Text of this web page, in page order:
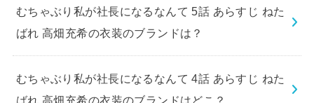
むちゃぶり私が社長になるなんて 5話 あらすじ ねた
ばれ 高畑充希の衣装のブランドは？
むちゃぶり私が社長になるなんて 4話 あらすじ ねた
ばれ 高畑充希の衣装のブランドはどこ？